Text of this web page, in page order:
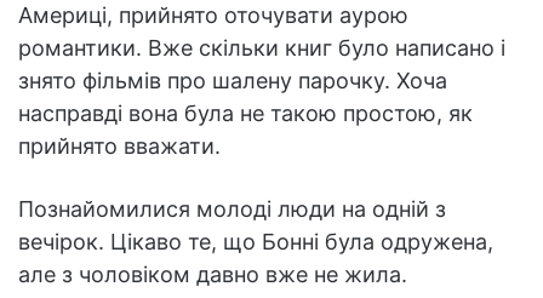
Америці, прийнято оточувати аурою
романтики. Вже скільки книг було написано і
знято фільмів про шалену парочку. Хоча
насправді вона була не такою простою, як
прийнято вважати.
Познайомилися молоді люди на одній з
вечірок. Цікаво те, що Бонні була одружена,
але з чоловіком давно вже не жила.